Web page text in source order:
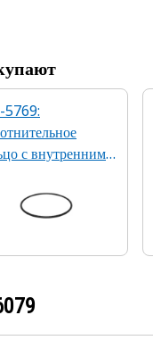
5769:
с внутренним